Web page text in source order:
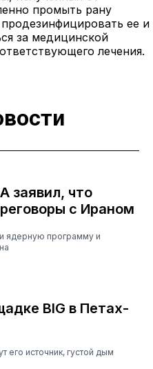
промыть рану
ее и
за медицинской
лечения.
заявил, что
с Ираном
ядерную программу и
BIG в Петах-
его источник, густой дым